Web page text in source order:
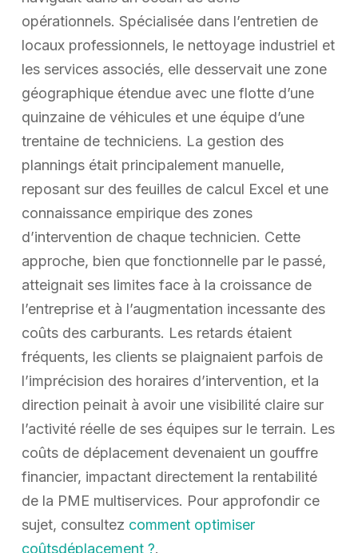
opérationnels. Spécialisée dans l’entretien de
locaux professionnels, le nettoyage industriel et
les services associés, elle desservait une zone
géographique étendue avec une flotte d’une
quinzaine de véhicules et une équipe d’une
trentaine de techniciens. La gestion des
plannings était principalement manuelle,
reposant sur des feuilles de calcul Excel et une
connaissance empirique des zones
d’intervention de chaque technicien. Cette
approche, bien que fonctionnelle par le passé,
atteignait ses limites face à la croissance de
l’entreprise et à l’augmentation incessante des
coûts des carburants. Les retards étaient
fréquents, les clients se plaignaient parfois de
l’imprécision des horaires d’intervention, et la
direction peinait à avoir une visibilité claire sur
l’activité réelle de ses équipes sur le terrain. Les
coûts de déplacement devenaient un gouffre
financier, impactant directement la rentabilité
de la PME multiservices. Pour approfondir ce
sujet, consultez comment optimiser
coûtsdéplacement ?.